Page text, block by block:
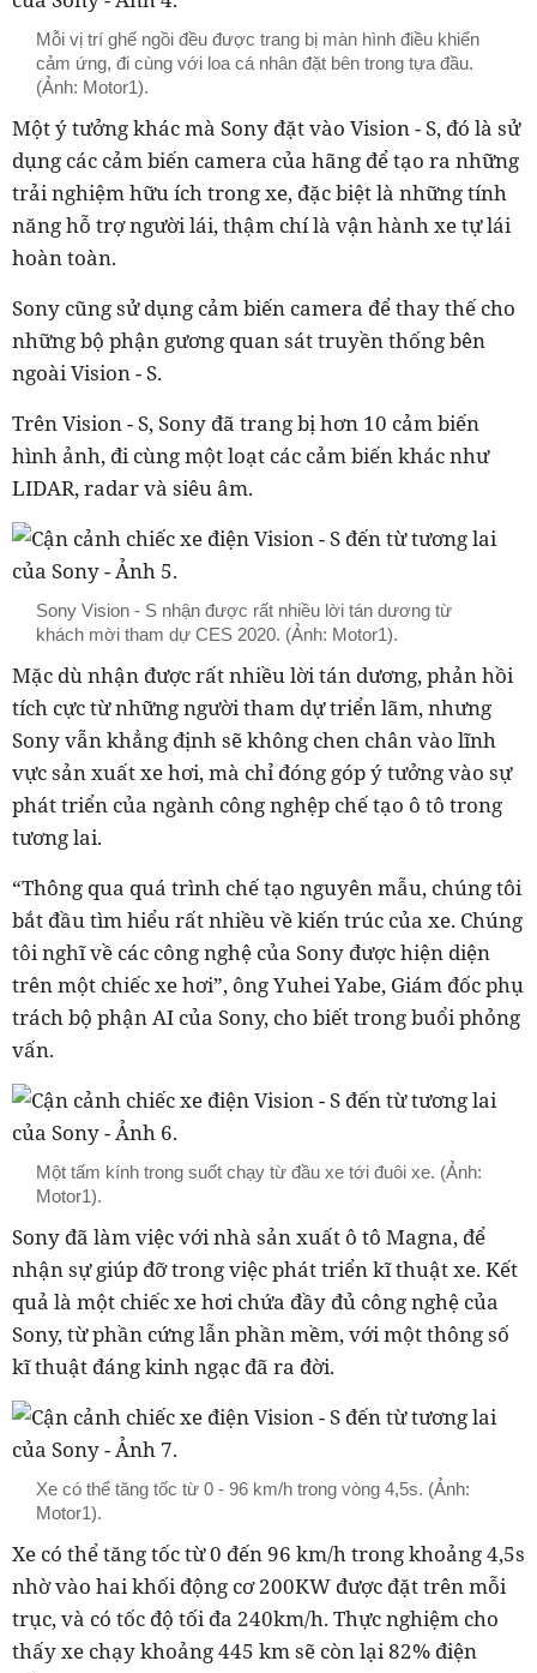
Mỗi vị trí ghế ngồi đều được trang bị màn hình điều khiển
cảm ứng, đi cùng với loa cá nhân đặt bên trong tựa đầu.
(Ảnh: Motor1).
Một ý tưởng khác mà Sony đặt vào Vision - S, đó là sử
dụng các cảm biến camera của hãng để tạo ra những
trải nghiệm hữu ích trong xe, đặc biệt là những tính
năng hỗ trợ người lái, thậm chí là vận hành xe tự lái
hoàn toàn.
Sony cũng sử dụng cảm biến camera để thay thế cho
những bộ phận gương quan sát truyền thống bên
ngoài Vision - S.
Trên Vision - S, Sony đã trang bị hơn 10 cảm biến
hình ảnh, đi cùng một loạt các cảm biến khác như
LIDAR, radar và siêu âm.
Sony Vision - S nhận được rất nhiều lời tán dương từ
khách mời tham dự CES 2020. (Ảnh: Motor1).
Mặc dù nhận được rất nhiều lời tán dương, phản hồi
tích cực từ những người tham dự triển lãm, nhưng
Sony vẫn khẳng định sẽ không chen chân vào lĩnh
vực sản xuất xe hơi, mà chỉ đóng góp ý tưởng vào sự
phát triển của ngành công nghệp chế tạo ô tô trong
tương lai.
“Thông qua quá trình chế tạo nguyên mẫu, chúng tôi
bắt đầu tìm hiểu rất nhiều về kiến trúc của xe. Chúng
tôi nghĩ về các công nghệ của Sony được hiện diện
trên một chiếc xe hơi”, ông Yuhei Yabe, Giám đốc phụ
trách bộ phận AI của Sony, cho biết trong buổi phỏng
vấn.
Một tấm kính trong suốt chạy từ đầu xe tới đuôi xe. (Ảnh:
Motor1).
Sony đã làm việc với nhà sản xuất ô tô Magna, để
nhận sự giúp đỡ trong việc phát triển kĩ thuật xe. Kết
quả là một chiếc xe hơi chứa đầy đủ công nghệ của
Sony, từ phần cứng lẫn phần mềm, với một thông số
kĩ thuật đáng kinh ngạc đã ra đời.
Xe có thể tăng tốc từ 0 - 96 km/h trong vòng 4,5s. (Ảnh:
Motor1).
Xe có thể tăng tốc từ 0 đến 96 km/h trong khoảng 4,5s
nhờ vào hai khối động cơ 200KW được đặt trên mỗi
trục, và có tốc độ tối đa 240km/h. Thực nghiệm cho
thấy xe chạy khoảng 445 km sẽ còn lại 82% điện